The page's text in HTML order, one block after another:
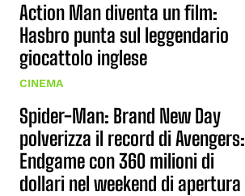
Action Man diventa un film:
Hasbro punta sul leggendario
giocattolo inglese
CINEMA
Spider-Man: Brand New Day
polverizza il record di Avengers:
Endgame con 360 milioni di
dollari nel weekend di apertura